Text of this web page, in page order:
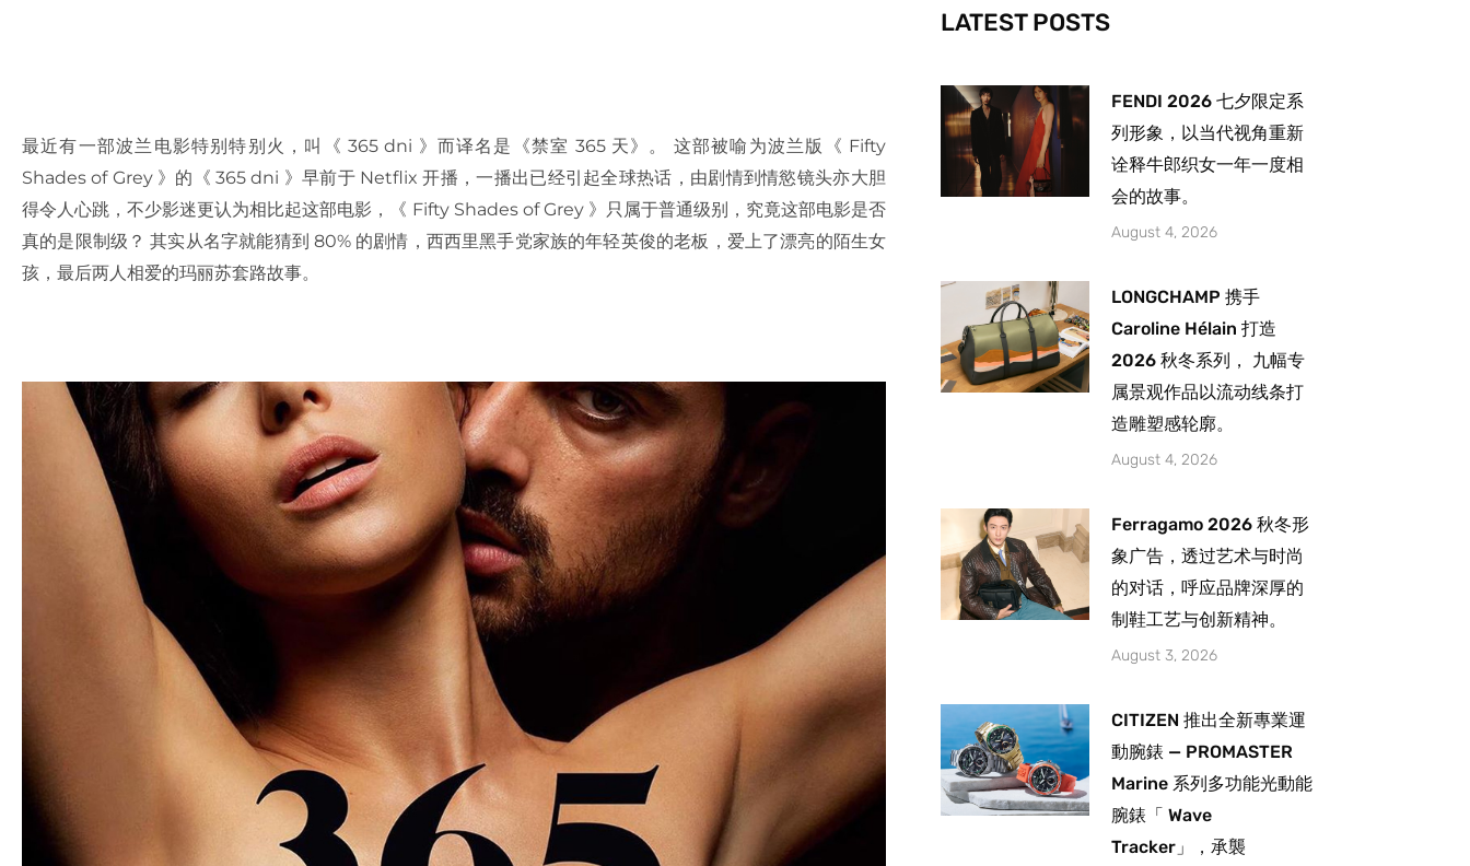
最近有一部波兰电影特别特别火，叫《 365 dni 》而译名是《禁室 365 天》。 这部被喻为波兰版《 Fifty
Shades of Grey 》的《 365 dni 》早前于 Netflix 开播，一播出已经引起全球热话，由剧情到情慾镜头亦大胆
得令人心跳，不少影迷更认为相比起这部电影，《 Fifty Shades of Grey 》只属于普通级别，究竟这部电影是否
真的是限制级？ 其实从名字就能猜到 80% 的剧情，西西里黑手党家族的年轻英俊的老板，爱上了漂亮的陌生女
孩，最后两人相爱的玛丽苏套路故事。
-
f
m
LATEST POSTS
FENDI 2026 七夕限定系
列形象，以当代视角重新
诠释牛郎织女一年一度相
会的故事。
August 4, 2026
LONGCHAMP 携手
Caroline Hélain 打造
2026 秋冬系列， 九幅专
属景观作品以流动线条打
造雕塑感轮廓。
August 4, 2026
Ferragamo 2026 秋冬形
象广告，透过艺术与时尚
的对话，呼应品牌深厚的
制鞋工艺与创新精神。
August 3, 2026
CITIZEN 推出全新專業運
動腕錶 — PROMASTER
Marine 系列多功能光動能
腕錶「 Wave
Tracker」，承襲